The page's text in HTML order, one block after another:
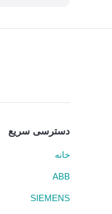
دسترسی سریع
خانه
ABB
SIEMENS